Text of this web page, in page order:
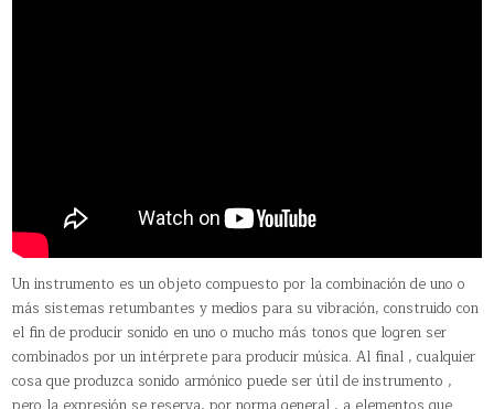
Un instrumento es un objeto compuesto por la combinación de uno o
más sistemas retumbantes y medios para su vibración, construido con
el fin de producir sonido en uno o mucho más tonos que logren ser
combinados por un intérprete para producir música. Al final , cualquier
cosa que produzca sonido armónico puede ser útil de instrumento ,